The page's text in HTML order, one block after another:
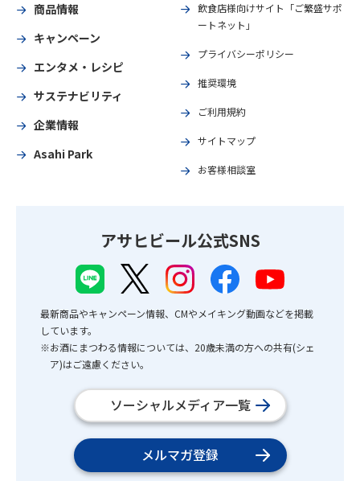
商品情報
キャンペーン
エンタメ・レシピ
サステナビリティ
企業情報
Asahi Park
飲食店様向けサイト「ご繁盛サポ
ートネット」
プライバシーポリシー
推奨環境
ご利用規約
サイトマップ
お客様相談室
アサヒビール公式SNS
最新商品やキャンペーン情報、CMやメイキング動画などを掲載
しています。
※お酒にまつわる情報については、20歳未満の方への共有(シェ
ア)はご遠慮ください。
ソーシャルメディア一覧
メルマガ登録